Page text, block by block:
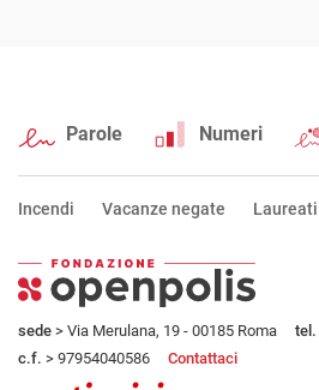
Parole Numeri
Incendi Vacanze negate Laureati
sede > Via Merulana, 19 - 00185 Roma tel.
c.f. > 97954040586 Contattaci